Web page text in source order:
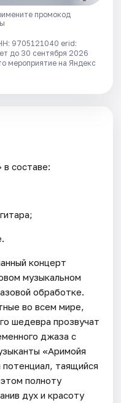
промокод
9705121040 erid:
до 30 сентября 2026
мероприятие на Яндекс
составе:
концерт
музыкальном
обработке.
во всем мире,
шедевра прозвучат
джаза с
«Аримойя
таящийся
полноту
дух и красоту